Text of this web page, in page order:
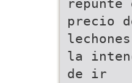
repunte
precio
la
de ir